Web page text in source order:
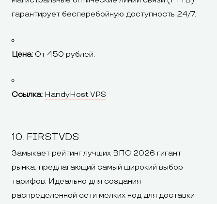
гарантирует бесперебойную доступность 24/7.
Цена: От 450 рублей.
Ссылка: HandyHost VPS
10. FIRSTVDS
Замыкает рейтинг лучших ВПС 2026 гигант
рынка, предлагающий самый широкий выбор
тарифов. Идеально для создания
распределенной сети мелких нод для доставки